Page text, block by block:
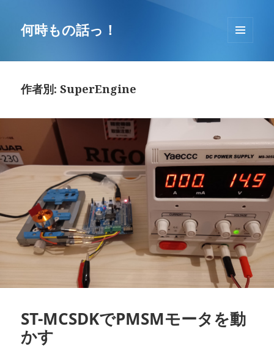
何時もの話っ！
ーとウ
作者別:SuperEngine
ST-MCSDKでPMSMモータを動
かす